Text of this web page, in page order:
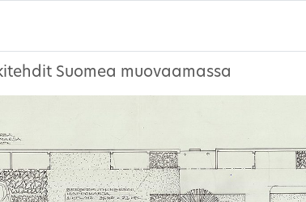
Suomea muovaamassa